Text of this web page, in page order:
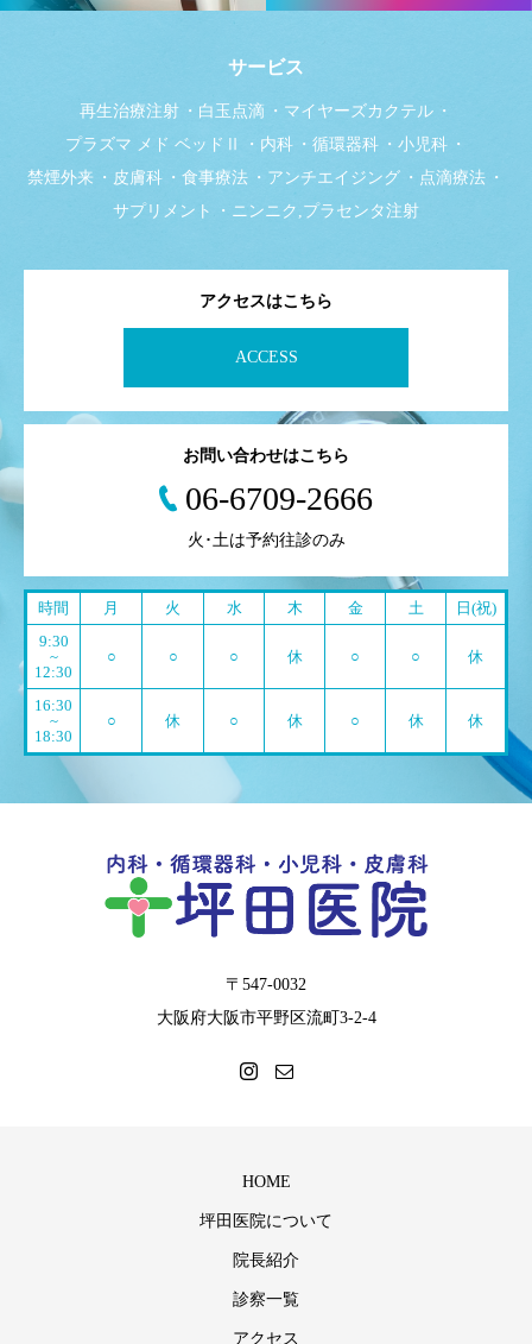
サービス
再生治療注射 白玉点滴
マイヤーズカクテル
プラズマ メド ベッドⅡ
内科 循環器科
小児科
禁煙外来
皮膚科 食事療法 アンチエイジング
点滴療法
サプリメント
ニンニク,プラセンタ注射
アクセスはこちら
ACCESS
お問い合わせはこちら
06-6709-2666
火･土は予約往診のみ
時間 月 火 水 木 金 土
日(祝)
9:30
~
12:30
○ ○ ○ 休 ○ ○ 休
16:30
~
18:30
○ 休 ○ 休 ○ 休 休
〒547-0032
大阪府大阪市平野区流町3-2-4
HOME
坪田医院について
院長紹介
診察一覧
アクセス